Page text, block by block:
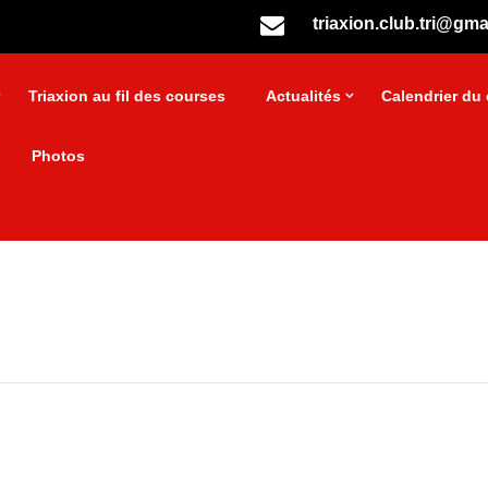
Triaxion au fil des courses Actualités Calendrier du
Photos